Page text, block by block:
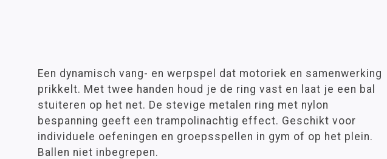
Een dynamisch vang- en werpspel dat motoriek en samenwerking
prikkelt. Met twee handen houd je de ring vast en laat je een bal
stuiteren op het net. De stevige metalen ring met nylon
bespanning geeft een trampolinachtig effect. Geschikt voor
individuele oefeningen en groepsspellen in gym of op het plein.
Ballen niet inbegrepen.